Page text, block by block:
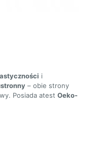
i
– obie strony
Posiada atest Oeko-